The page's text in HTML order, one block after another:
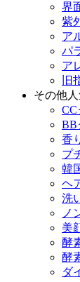
界
紫
ア
パ
ア
旧
その他
CC
BB
香
プ
韓
ヘ
洗
ノ
美
酵
酵
ダ